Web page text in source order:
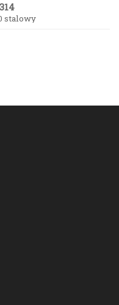
stalowy